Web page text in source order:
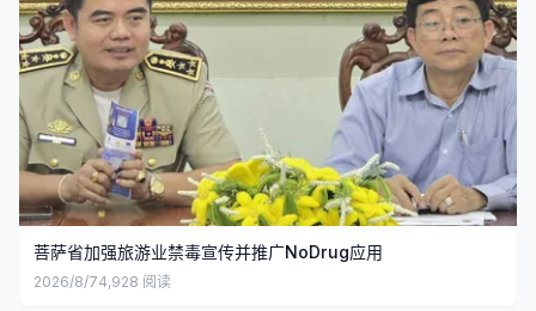
菩萨省加强旅游业禁毒宣传并推广NoDrug应用
2026/8/74,928 阅读